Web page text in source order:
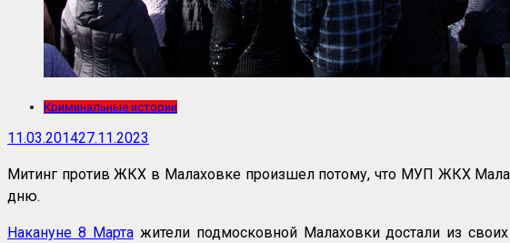
Криминальные истории
11.03.201427.11.2023
Митинг против ЖКХ в Малаховке произшел потому, что МУП ЖКХ
дню.
Накануне 8 Мартажители подмосковной Малаховки достали из